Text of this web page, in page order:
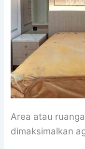
Area atau
dimaksimalkan